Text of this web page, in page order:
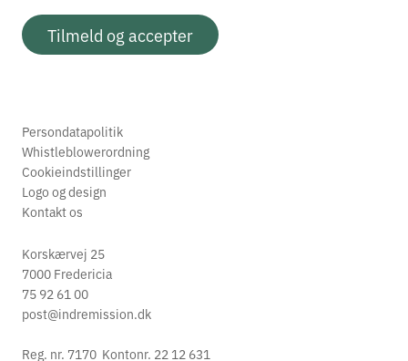
Tilmeld og accepter
Persondatapolitik
Whistleblowerordning
Cookieindstillinger
Logo og design
Kontakt os
Korskærvej 25
7000 Fredericia
75 92 61 00
post@indremission.dk
Reg. nr. 7170 Kontonr. 22 12 631